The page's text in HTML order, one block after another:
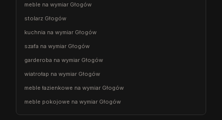
meble na wymiar Głogów
stolarz Głogów
kuchnia na wymiar Głogów
szafa na wymiar Głogów
garderoba na wymiar Głogów
wiatrołap na wymiar Głogów
meble łazienkowe na wymiar Głogów
meble pokojowe na wymiar Głogów